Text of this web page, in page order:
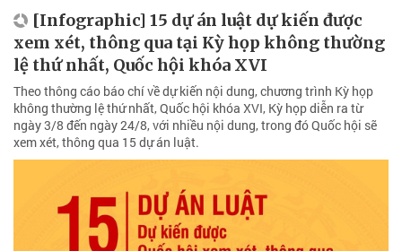
[Infographic] 15 dự án luật dự kiến được
xem xét, thông qua tại Kỳ họp không thường
lệ thứ nhất, Quốc hội khóa XVI
Theo thông cáo báo chí về dự kiến nội dung, chương trình Kỳ họp
không thường lệ thứ nhất, Quốc hội khóa XVI, Kỳ họp diễn ra từ
ngày 3/8 đến ngày 24/8, với nhiều nội dung, trong đó Quốc hội sẽ
xem xét, thông qua 15 dự án luật.